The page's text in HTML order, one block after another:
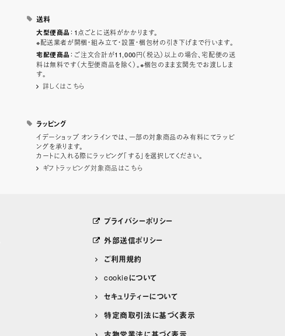
送料
大型便商品 ：1点ごとに送料がかかります。
※配送業者が開梱・組み立て・設置・梱包材の引き下げまで行います。
宅配便商品 ：ご注文合計が11,000円（税込）以上の場合、宅配便の送
料は無料です（大型便商品を除く）。※梱包のまま玄関先でお渡ししま
す。
詳しくはこちら
ラッピング
イデーショップ オンラインでは、一部の対象商品のみ有料にてラッピ
ングを承ります。
カートに入れる際にラッピング「する」を選択してください。
ギフトラッピング対象商品はこちら
プライバシーポリシー
外部送信ポリシー
ご利用規約
cookieについて
セキュリティーについて
特定商取引法に基づく表示
古物営業法に基づく表示